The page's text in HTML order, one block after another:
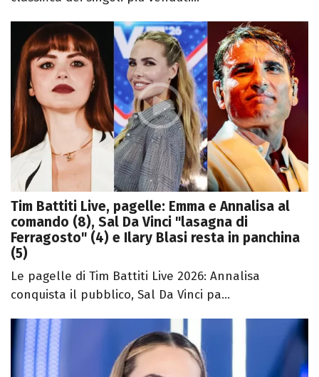
Tim Battiti Live, pagelle: Emma e Annalisa al
comando (8), Sal Da Vinci "lasagna di
Ferragosto" (4) e Ilary Blasi resta in panchina
(5)
Le pagelle di Tim Battiti Live 2026: Annalisa
conquista il pubblico, Sal Da Vinci pa...